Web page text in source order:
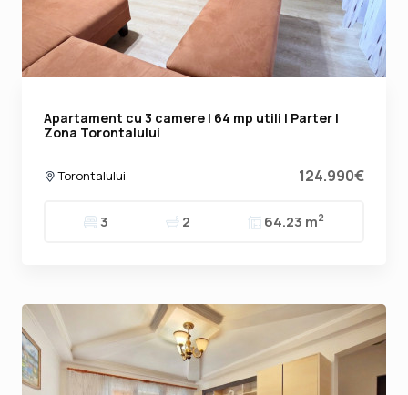
Apartament cu 3 camere | 64 mp utili | Parter |
Zona Torontalului
Torontalului 124.990€
3 2 64.23 m2